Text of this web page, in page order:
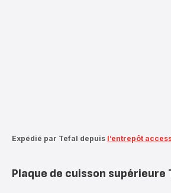
Expédié par Tefal depuis l’entrepôt
Plaque de cuisson